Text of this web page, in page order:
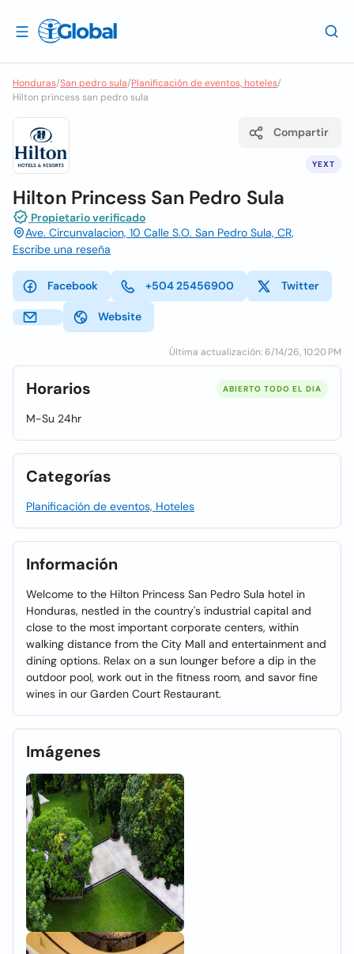
Honduras/San pedro sula/Planificación de eventos, hoteles/
Hilton princess san pedro sula
YEXT
Compartir
Hilton Princess San Pedro Sula
Propietario verificado
Ave. Circunvalacion, 10 Calle S.O. San Pedro Sula, CR,
Escribe una reseña
Facebook +504 25456900 Twitter
Website
Última actualización: 6/14/26, 10:20 PM
Horarios ABIERTO TODO EL DIA
M-Su 24hr
Categorías
Planificación de eventos, Hoteles
Información
Welcome to the Hilton Princess San Pedro Sula hotel in
Honduras, nestled in the country's industrial capital and
close to the most important corporate centers, within
walking distance from the City Mall and entertainment and
dining options. Relax on a sun lounger before a dip in the
outdoor pool, work out in the fitness room, and savor fine
wines in our Garden Court Restaurant.
Imágenes